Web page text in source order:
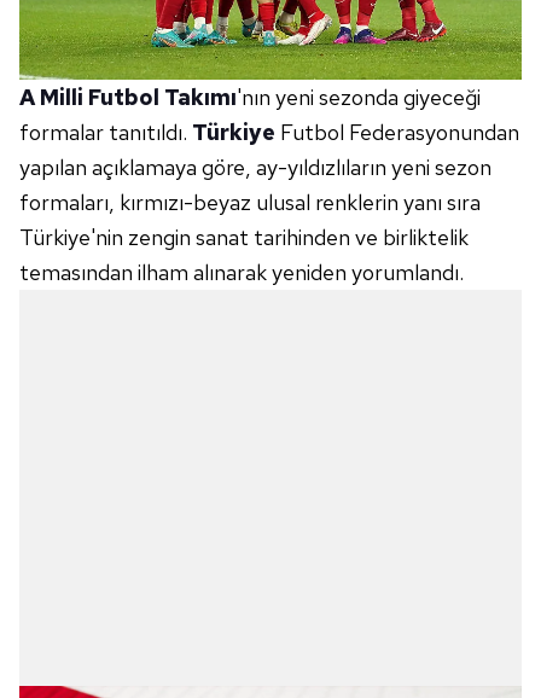
A Milli Futbol Takımı'nın yeni sezonda giyeceği
formalar tanıtıldı. Türkiye Futbol Federasyonundan
yapılan açıklamaya göre, ay-yıldızlıların yeni sezon
formaları, kırmızı-beyaz ulusal renklerin yanı sıra
Türkiye'nin zengin sanat tarihinden ve birliktelik
temasından ilham alınarak yeniden yorumlandı.